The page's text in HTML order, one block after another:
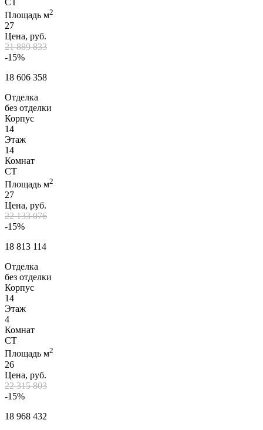
Площадь м2
27
Цена, руб.
21 889 833
-15%
18 606 358
Отделка
без отделки
Корпус
14
Этаж
14
Комнат
СТ
Площадь м2
27
Цена, руб.
22 133 076
-15%
18 813 114
Отделка
без отделки
Корпус
14
Этаж
4
Комнат
СТ
Площадь м2
26
Цена, руб.
22 315 803
-15%
18 968 432